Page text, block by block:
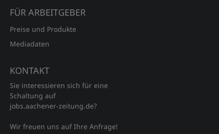
FÜR ARBEITGEBER
Preise und Produkte
Mediadaten
KONTAKT
Sie interessieren sich für eine
Schaltung auf
jobs.aachener‑zeitung.de?
Wir freuen uns auf Ihre Anfrage!